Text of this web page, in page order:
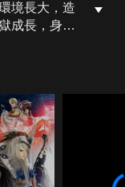
境長大，造
成長，身邊
居民們。 有
視台女記
邁殺死。麥
超級大壞蛋
有意義呢。